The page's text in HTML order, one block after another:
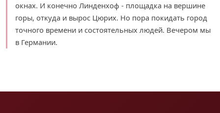
окнах. И конечно Линденхоф - площадка на вершине
горы, откуда и вырос Цюрих. Но пора покидать город
точного времени и состоятельных людей. Вечером мы
в Германии.